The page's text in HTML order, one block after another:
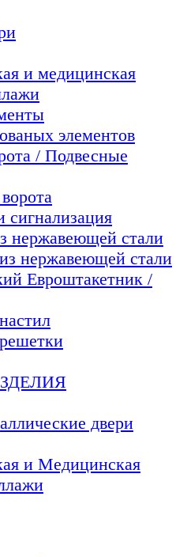
и медицинская
элементов
/ Подвесные
сигнализация
нержавеющей стали
нержавеющей стали
Евроштакетник /
двери
и Медицинская